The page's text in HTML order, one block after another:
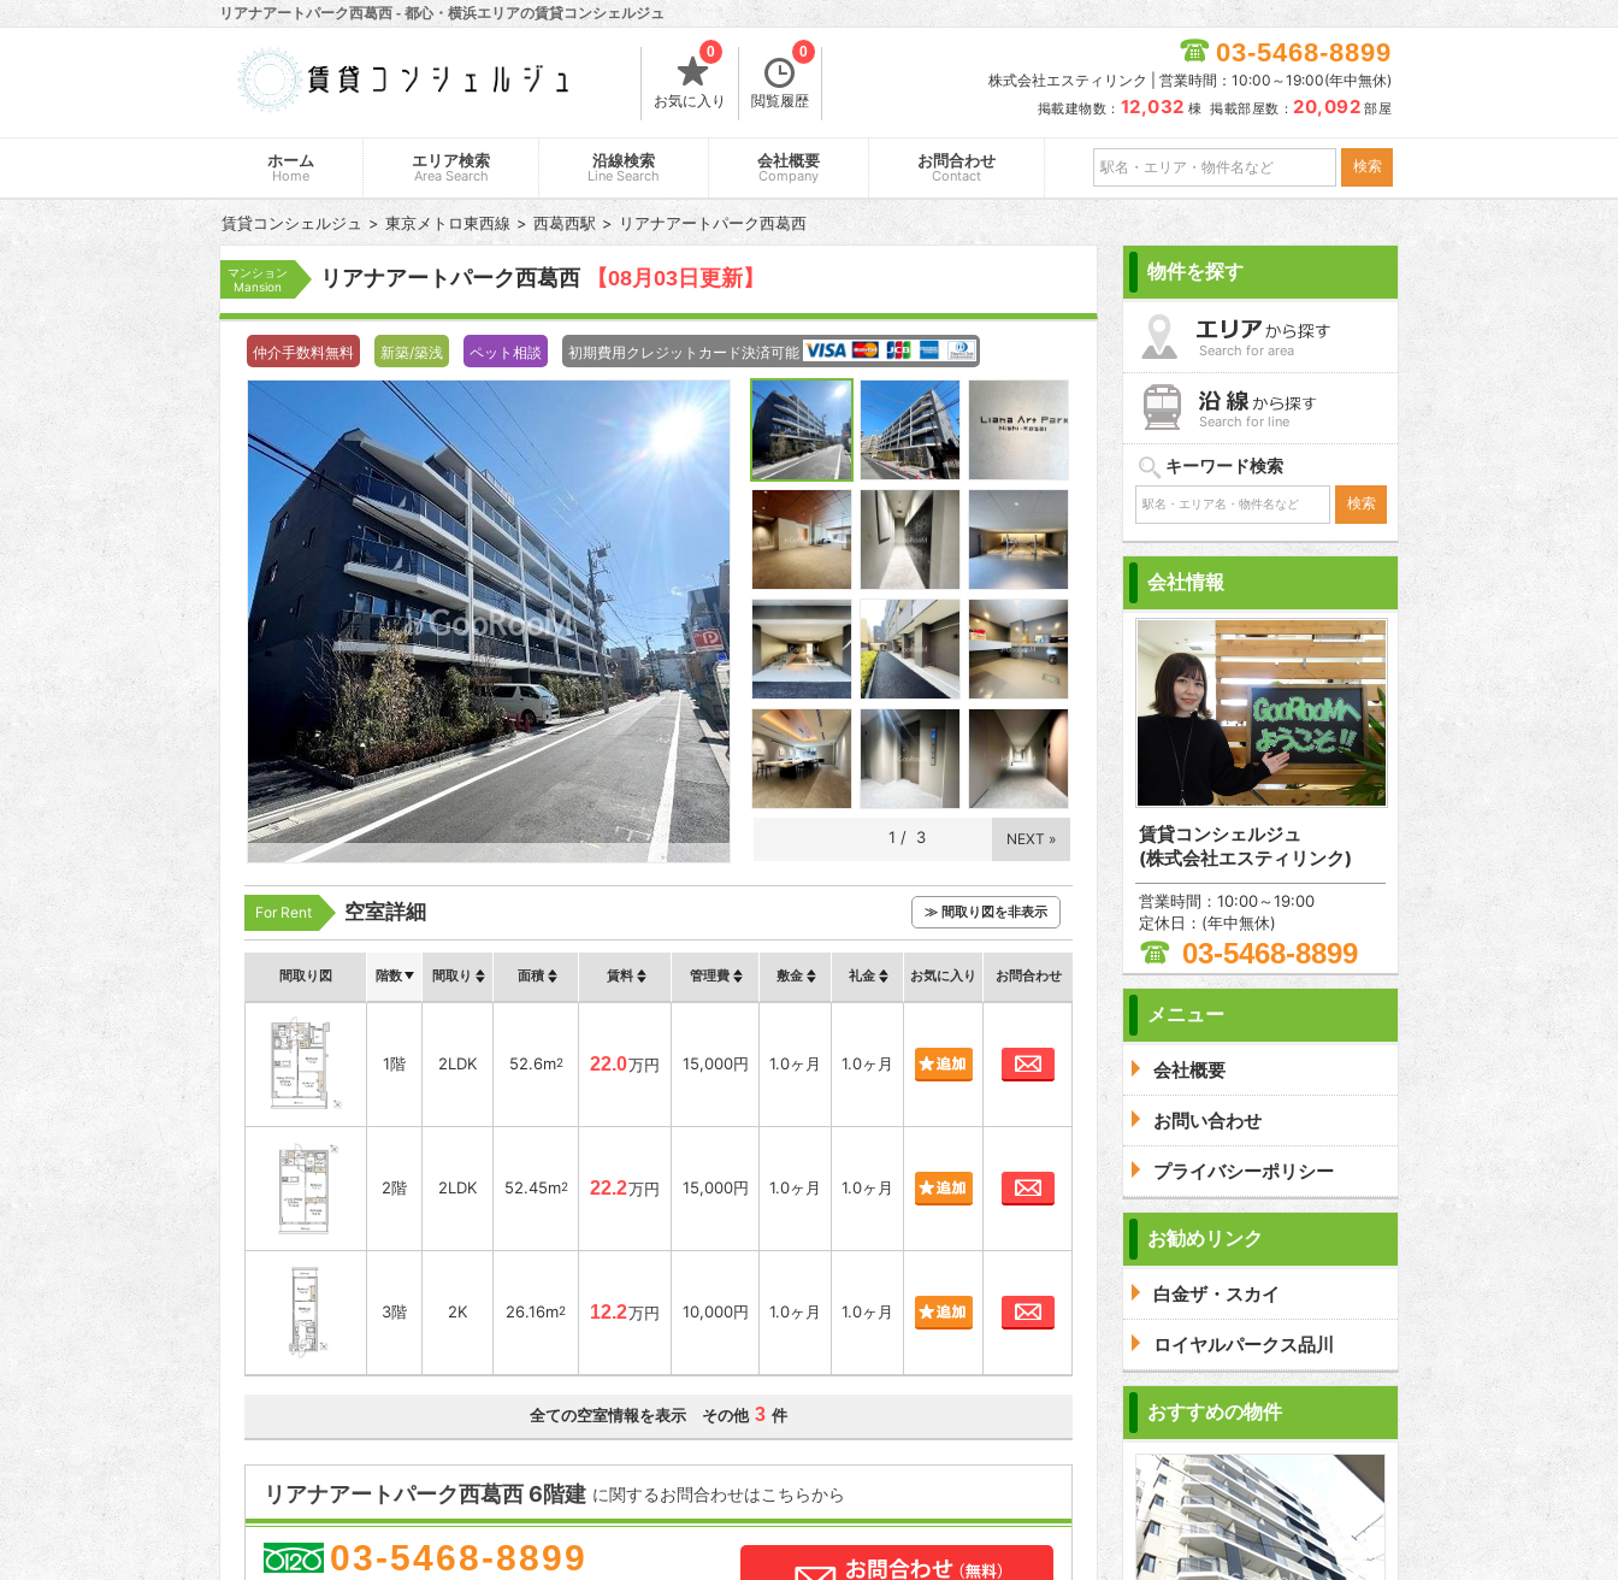
リアナアートパーク西葛西 - 都心・横浜エリアの賃貸コンシェルジュ
お気に入り
0
閲覧履歴
0 03-5468-8899
株式会社エスティリンク | 営業時間：10:00～19:00(年中無休)
掲載建物数： 12,032 棟 掲載部屋数： 20,092 部屋
ホーム
Home
エリア検索
Area Search
沿線検索
Line Search
会社概要
Company
お問合わせ
Contact
賃貸コンシェルジュ 東京メトロ東西線 西葛西駅 リアナアートパーク西葛西
マンション
Mansion
リアナアートパーク西葛西 【08月03日更新】
仲介手数料無料 新築/築浅 ペット相談 初期費用クレジットカード決済可能
1 / 3 NEXT »
For Rent 空室詳細 ≫ 間取り図を非表示
間取り図 階数 間取り 面積 賃料 管理費 敷金 礼金 お気に入り お問合わせ
1階 2LDK 52.6m2 22.0万円 15,000円 1.0ヶ月 1.0ヶ月 お問合わせ
2階 2LDK 52.45m2 22.2万円 15,000円 1.0ヶ月 1.0ヶ月 お問合わせ
3階 2K 26.16m2 12.2万円 10,000円 1.0ヶ月 1.0ヶ月 お問合わせ
全ての空室情報を表示 その他 3 件
リアナアートパーク西葛西 6階建 に関するお問合わせはこちらから
03-5468-8899
物件を探す
Search for area
Search for line
キーワード検索
会社情報
賃貸コンシェルジュ
(株式会社エスティリンク)
営業時間：10:00～19:00
定休日：(年中無休)
03-5468-8899
メニュー
会社概要
お問い合わせ
プライバシーポリシー
お勧めリンク
白金ザ・スカイ
ロイヤルパークス品川
おすすめの物件